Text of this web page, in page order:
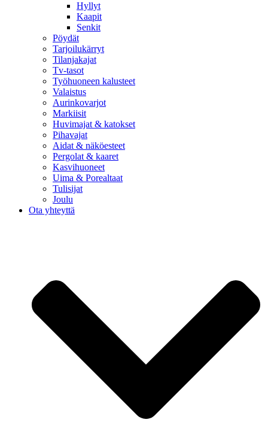
Hyllyt
Kaapit
Senkit
Pöydät
Tarjoilukärryt
Tilanjakajat
Tv-tasot
Työhuoneen kalusteet
Valaistus
Aurinkovarjot
Markiisit
Huvimajat & katokset
Pihavajat
Aidat & näköesteet
Pergolat & kaaret
Kasvihuoneet
Uima & Porealtaat
Tulisijat
Joulu
Ota yhteyttä